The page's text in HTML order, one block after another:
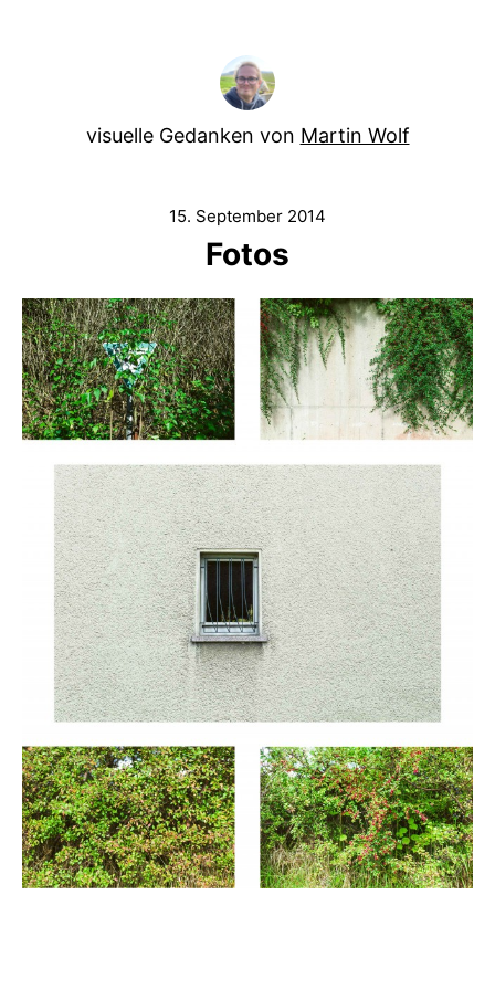
visuelle Gedanken von Martin Wolf
15. September 2014
Fotos